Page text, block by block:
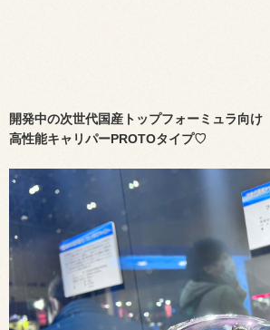
開発中の次世代国産トップフォーミュラ向け
高性能キャリパーPROTOタイプ♡